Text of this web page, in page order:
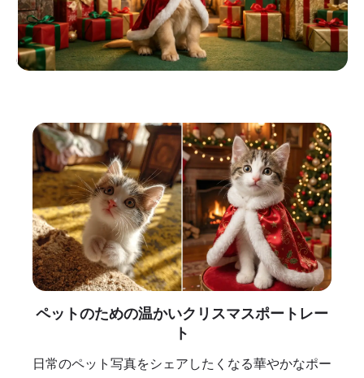
ペットのための温かいクリスマスポートレー
ト
日常のペット写真をシェアしたくなる華やかなポー